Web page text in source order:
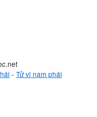
- Tử vi nam phái